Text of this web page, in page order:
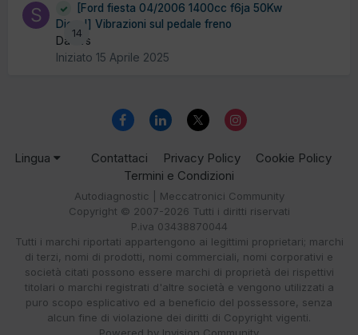
14
[Ford fiesta 04/2006 1400cc f6ja 50Kw
Diesel] Vibrazioni sul pedale freno
Da svs
Iniziato 15 Aprile 2025
Lingua Contattaci Privacy Policy
Cookie Policy
Termini e Condizioni
Autodiagnostic | Meccatronici Community
Copyright © 2007-2026 Tutti i diritti riservati
P.iva 03438870044
Tutti i marchi riportati appartengono ai legittimi proprietari; marchi
di terzi, nomi di prodotti, nomi commerciali, nomi corporativi e
società citati possono essere marchi di proprietà dei rispettivi
titolari o marchi registrati d'altre società e vengono utilizzati a
puro scopo esplicativo ed a beneficio del possessore, senza
alcun fine di violazione dei diritti di Copyright vigenti.